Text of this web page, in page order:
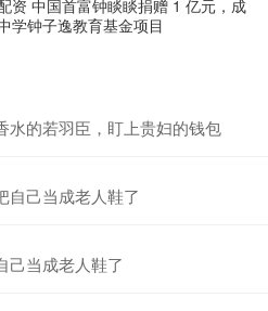
资 中国首富钟睒睒捐赠 1 亿元，成
学钟子逸教育基金项目
水的若羽臣，盯上贵妇的钱包
自己当成老人鞋了
己当成老人鞋了